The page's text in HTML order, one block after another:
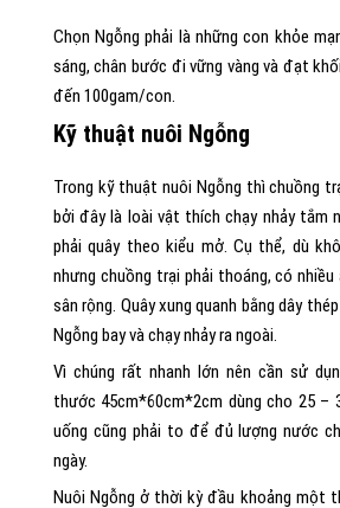
Chọn Ngỗng phải là những con khỏe
sáng, chân bước đi vững vàng và đạt
đến 100gam/con.
Kỹ thuật nuôi Ngỗng
Trong kỹ thuật nuôi Ngỗng thì chuồng
bởi đây là loài vật thích chạy nhảy tắm
phải quây theo kiểu mở. Cụ thể, dù
nhưng chuồng trại phải thoáng, có nhiều
sân rộng. Quây xung quanh bằng dây
Ngỗng bay và chạy nhảy ra ngoài.
Vì chúng rất nhanh lớn nên cần sử
thước 45cm*60cm*2cm dùng cho 25 –
uống cũng phải to để đủ lượng nước
ngày.
Nuôi Ngỗng ở thời kỳ đầu khoảng một